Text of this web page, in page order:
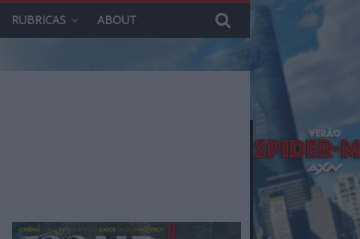
RUBRICAS ABOUT